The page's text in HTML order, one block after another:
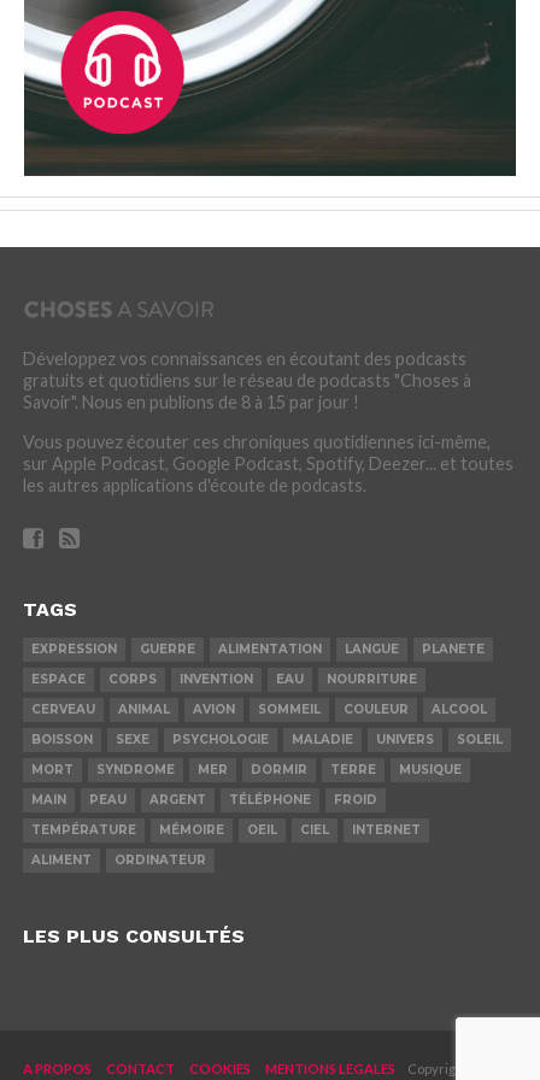
Développez vos connaissances en écoutant des podcasts
gratuits et quotidiens sur le réseau de podcasts "Choses à
Savoir". Nous en publions de 8 à 15 par jour !
Vous pouvez écouter ces chroniques quotidiennes ici-même,
sur Apple Podcast, Google Podcast, Spotify, Deezer... et toutes
les autres applications d'écoute de podcasts.
TAGS
EXPRESSION GUERRE ALIMENTATION LANGUE
PLANETE
ESPACE
CORPS INVENTION EAU
NOURRITURE
CERVEAU
ANIMAL AVION SOMMEIL COULEUR
ALCOOL
BOISSON
SEXE PSYCHOLOGIE MALADIE UNIVERS
SOLEIL
MORT
SYNDROME MER DORMIR TERRE
MUSIQUE
MAIN
PEAU ARGENT TÉLÉPHONE
FROID
TEMPÉRATURE
MÉMOIRE OEIL CIEL
INTERNET
ALIMENT
ORDINATEUR
LES PLUS CONSULTÉS
A PROPOS CONTACT COOKIES MENTIONS LEGALES Copyright © 2019